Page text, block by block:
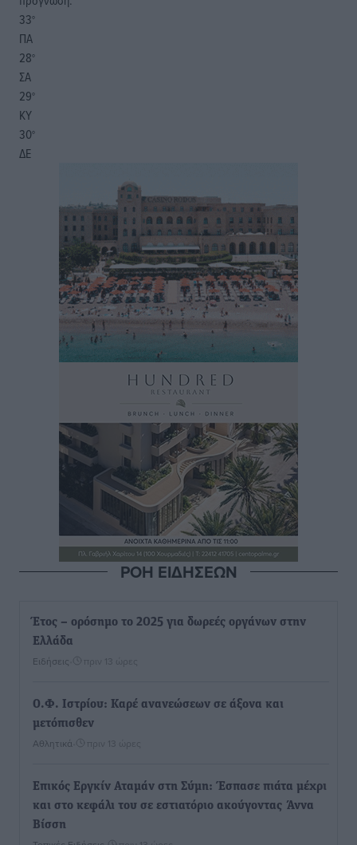
33°
ΠΑ
28°
ΣΑ
29°
ΚΥ
30°
ΔΕ
ΡΟΗ ΕΙΔΗΣΕΩΝ
Έτος – ορόσημο το 2025 για δωρεές οργάνων στην
Ελλάδα
Ειδήσεις πριν 13 ώρες
Ο.Φ. Ιστρίου: Καρέ ανανεώσεων σε άξονα και
μετόπισθεν
Αθλητικά πριν 13 ώρες
Επικός Εργκίν Αταμάν στη Σύμη: Έσπασε πιάτα μέχρι
και στο κεφάλι του σε εστιατόριο ακούγοντας Άννα
Βίσση